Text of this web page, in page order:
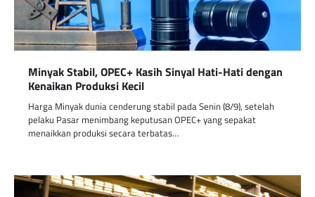
Minyak Stabil, OPEC+ Kasih Sinyal Hati-Hati dengan
Kenaikan Produksi Kecil
Harga Minyak dunia cenderung stabil pada Senin (8/9), setelah
pelaku Pasar menimbang keputusan OPEC+ yang sepakat
menaikkan produksi secara terbatas…